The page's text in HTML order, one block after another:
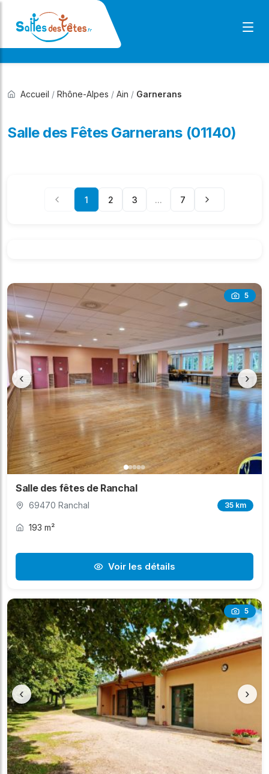
Accueil / Rhône-Alpes / Ain / Garnerans
Salle des Fêtes Garnerans (01140)
1 2 3 ... 7
5
‹ ›
Salle des fêtes de Ranchal
69470 Ranchal 35 km
193 m²
Voir les détails
5
‹ ›